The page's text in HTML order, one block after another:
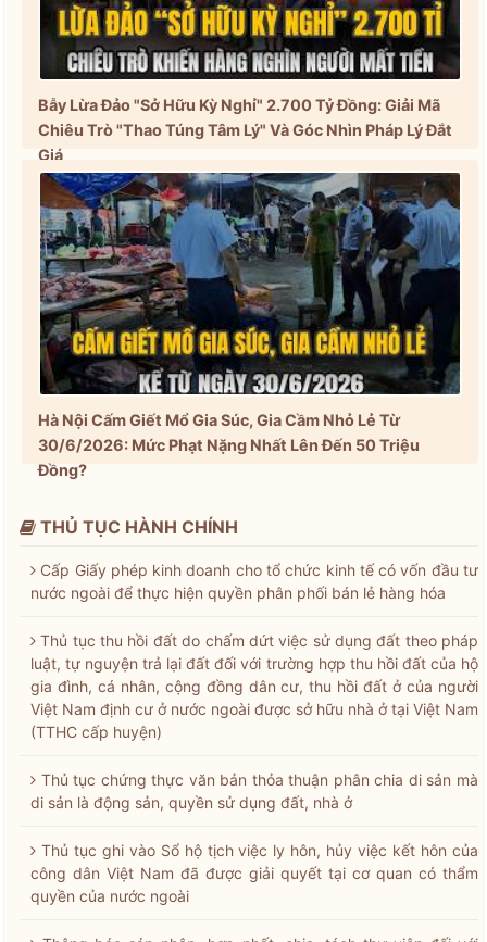
Bẫy Lừa Đảo "Sở Hữu Kỳ Nghỉ" 2.700 Tỷ Đồng: Giải Mã
Chiêu Trò "Thao Túng Tâm Lý" Và Góc Nhìn Pháp Lý Đắt
Giá
Hà Nội Cấm Giết Mổ Gia Súc, Gia Cầm Nhỏ Lẻ Từ
30/6/2026: Mức Phạt Nặng Nhất Lên Đến 50 Triệu
Đồng?
THỦ TỤC HÀNH CHÍNH
Cấp Giấy phép kinh doanh cho tổ chức kinh tế có vốn đầu tư
nước ngoài để thực hiện quyền phân phối bán lẻ hàng hóa
Thủ tục thu hồi đất do chấm dứt việc sử dụng đất theo pháp
luật, tự nguyện trả lại đất đối với trường hợp thu hồi đất của hộ
gia đình, cá nhân, cộng đồng dân cư, thu hồi đất ở của người
Việt Nam định cư ở nước ngoài được sở hữu nhà ở tại Việt Nam
(TTHC cấp huyện)
Thủ tục chứng thực văn bản thỏa thuận phân chia di sản mà
di sản là động sản, quyền sử dụng đất, nhà ở
Thủ tục ghi vào Sổ hộ tịch việc ly hôn, hủy việc kết hôn của
công dân Việt Nam đã được giải quyết tại cơ quan có thẩm
quyền của nước ngoài